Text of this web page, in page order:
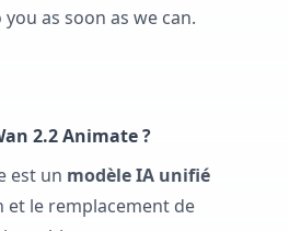
as soon as we can.
2.2 Animate ?
est un modèle IA unifié
et le remplacement de